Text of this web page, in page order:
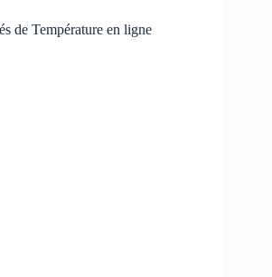
de Température en ligne